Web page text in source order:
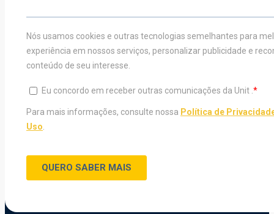
VESTIBULAR
Inscreva-se agora
Vestibular Medicina
Traga sua nota do Enem
Teste de Aptidão
ESTUDE NA UNIT
Graduação
Transferência Externa
Portador de Diploma